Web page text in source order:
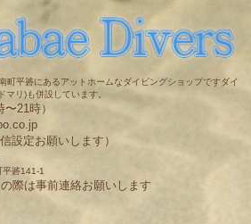
町平碆にあるアットホームなダイビングショップですダイ
リ)も併設しています。
21時）
設定お願いします）
碆141-1
際は事前連絡お願いします